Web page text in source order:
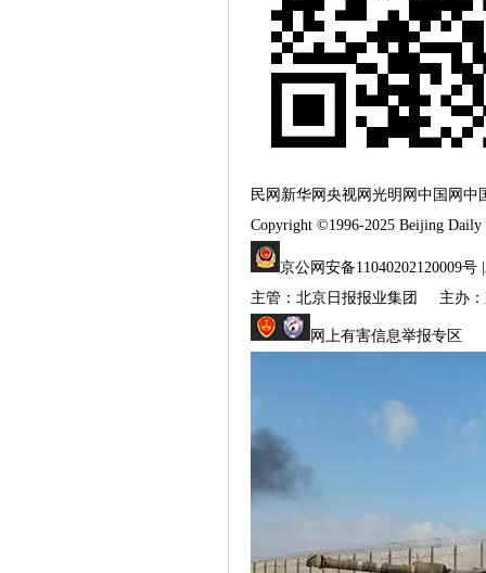
民网新华网央视网光明网中国网
Copyright ©1996-2025 Beijing
京公网安备11040202120009
主管：北京日报报业集团 主办：
网上有害信息举报专区